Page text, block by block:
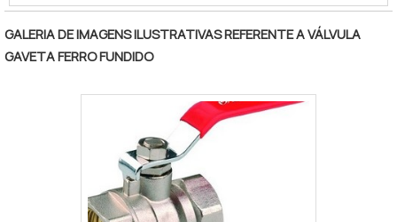
processo. 1. Filtragem de Partículas:
Utilizamos tecnologias avançadas para
remover partículas sólidas que podem
durabilidade dos seus sistemas. A filtragem
eficiente assegura que seu óleo esteja
livre de contaminantes que podem causar
desgaste e falhas. 2. Desidratação: O
excesso de água no óleo pode causar
corrosão e reduzir a eficácia do
GALERIA DE IMAGENS ILUSTRATIVAS REFERENTE A VÁLVULA
GAVETA FERRO FUNDIDO